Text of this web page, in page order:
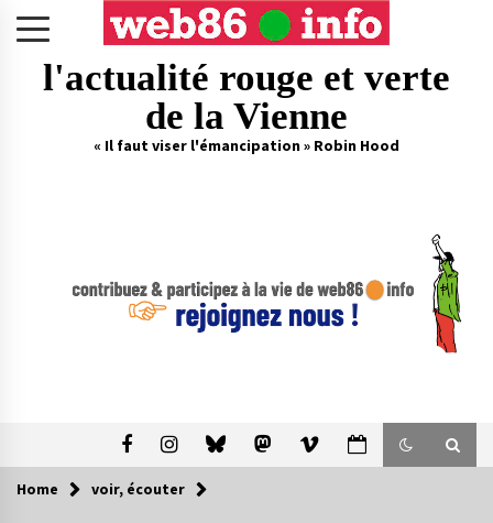
l'actualité rouge et verte
de la Vienne
« Il faut viser l'émancipation » Robin Hood
Home voir, écouter